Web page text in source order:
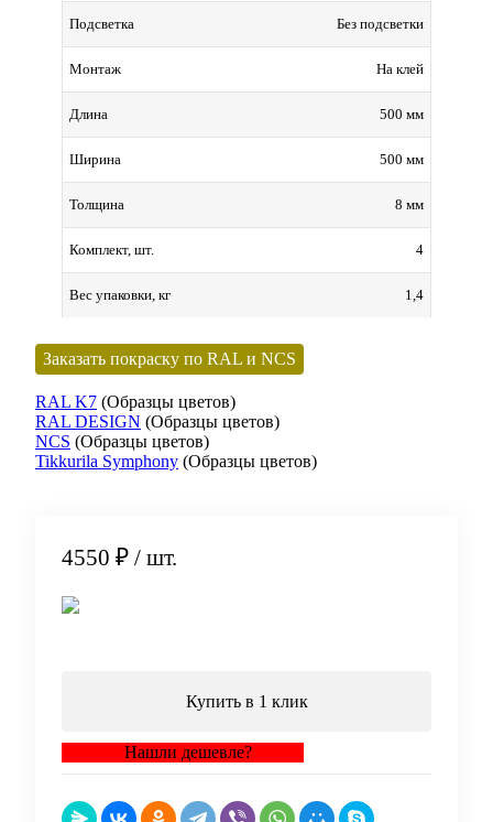
Подсветка Без подсветки
Монтаж На клей
Длина 500 мм
Ширина 500 мм
Толщина 8 мм
Комплект, шт. 4
Вес упаковки, кг 1,4
Заказать покраску по RAL и NCS
RAL K7 (Образцы цветов)
RAL DESIGN (Образцы цветов)
NCS (Образцы цветов)
Tikkurila Symphony (Образцы цветов)
4550 ₽ / шт.
Купить в 1 клик
Нашли дешевле?